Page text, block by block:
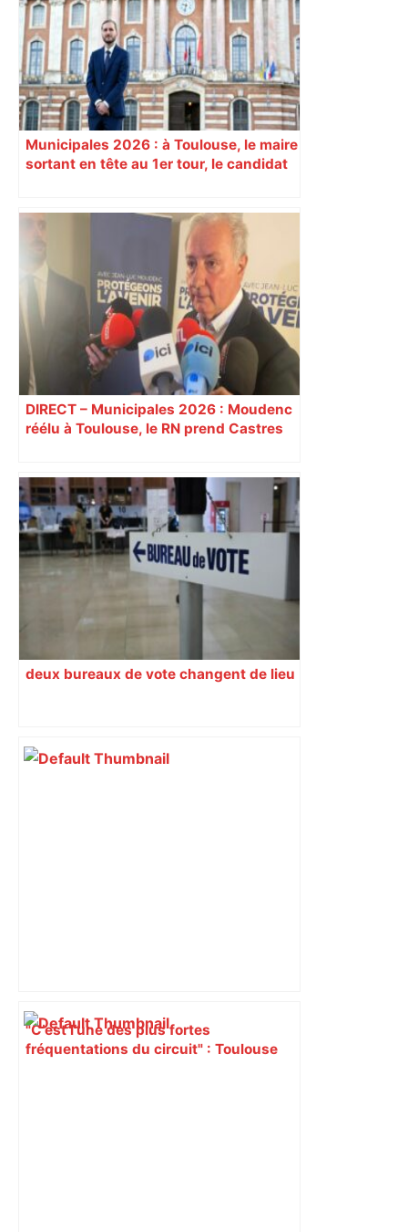
dynamique qui nous oblige à la
responsabilité" – Franceinfo
Municipales 2026 : à Toulouse, le maire
sortant en tête au 1er tour, le candidat
DIRECT – Municipales 2026 : Moudenc
réélu à Toulouse, le RN prend Castres
deux bureaux de vote changent de lieu
"C’est l’une des plus fortes
fréquentations du circuit" : Toulouse